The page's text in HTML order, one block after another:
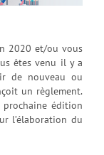
2020 et/ou vous
êtes venu il y a
de nouveau ou
un règlement.
prochaine édition
l’élaboration du